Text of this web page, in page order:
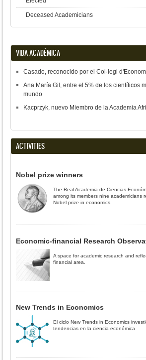
Deceased Academicians
VIDA ACADÉMICA
Casado, reconocido por el Col·legi
Ana María Gil, entre el 5% de los científicos
mundo
Kacprzyk, nuevo Miembro de la Academia
ACTIVITIES
Nobel prize winners
The Real Academia de Ciencias
among its members nine academicians
Nobel prize in economics.
Economic-financial Research
A space for academic research and
financial area.
New Trends in Economics
El ciclo New Trends in Economics
tendencias en la ciencia económica